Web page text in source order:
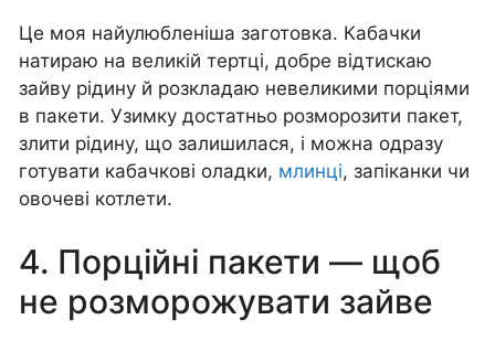
Це моя найулюбленіша заготовка. Кабачки
натираю на великій тертці, добре відтискаю
зайву рідину й розкладаю невеликими порціями
в пакети. Узимку достатньо розморозити пакет,
злити рідину, що залишилася, і можна одразу
готувати кабачкові оладки, млинці, запіканки чи
овочеві котлети.
4. Порційні пакети — щоб
не розморожувати зайве